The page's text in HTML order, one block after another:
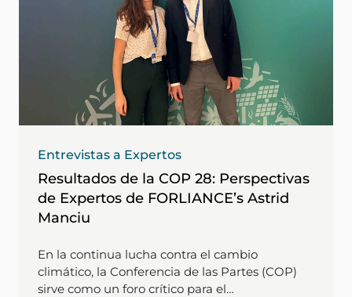
Entrevistas a Expertos
Resultados de la COP 28: Perspectivas
de Expertos de FORLIANCE’s Astrid
Manciu
En la continua lucha contra el cambio
climático, la Conferencia de las Partes (COP)
sirve como un foro crítico para el…